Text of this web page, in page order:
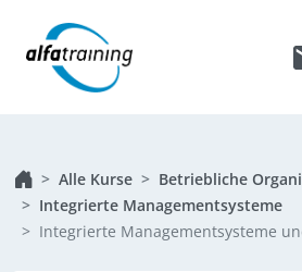
Alle Kurse
Betriebliche
Integrierte Managementsysteme
Integrierte Managementsysteme